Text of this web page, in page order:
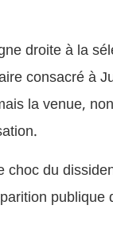
droite à la
consacré à
la venue,
du